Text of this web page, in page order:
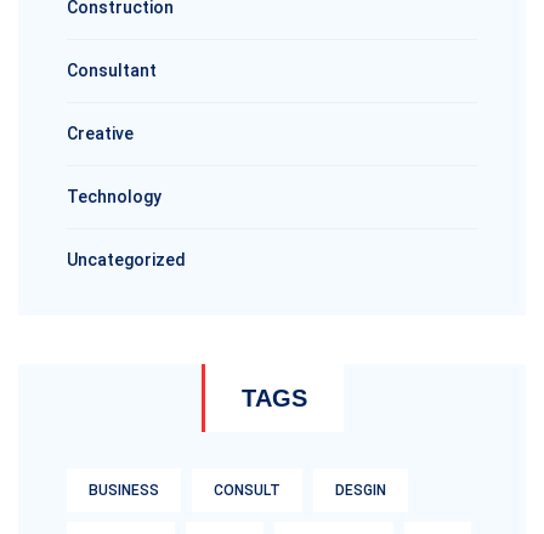
Construction
Consultant
Creative
Technology
Uncategorized
TAGS
BUSINESS CONSULT DESGIN